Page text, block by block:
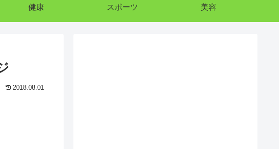
健康 スポーツ 美容
2018.08.01